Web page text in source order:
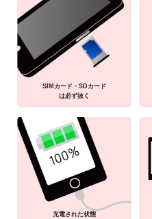
SIMカード・SDカード
は必ず抜く
充電された状態